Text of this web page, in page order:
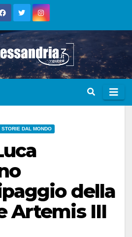
STORIE DAL MONDO
della
Artemis III